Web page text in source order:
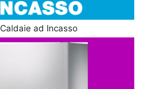
Caldaie ad Incasso